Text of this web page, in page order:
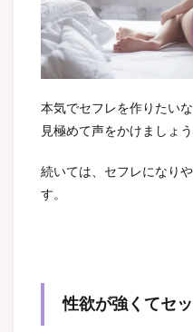
本気でセフレを作りたい
見極めて声をかけましょう
続いては、セフレになり
す。
性欲が強くてセ